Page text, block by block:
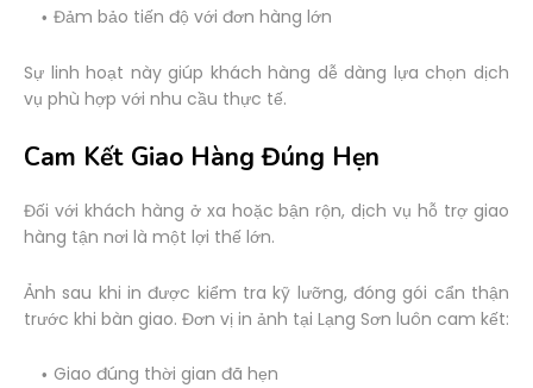
Đảm bảo tiến độ với đơn hàng lớn
Sự linh hoạt này giúp khách hàng dễ dàng lựa chọn dịch
vụ phù hợp với nhu cầu thực tế.
Cam Kết Giao Hàng Đúng Hẹn
Đối với khách hàng ở xa hoặc bận rộn, dịch vụ hỗ trợ giao
hàng tận nơi là một lợi thế lớn.
Ảnh sau khi in được kiểm tra kỹ lưỡng, đóng gói cẩn thận
trước khi bàn giao. Đơn vị in ảnh tại Lạng Sơn luôn cam kết:
Giao đúng thời gian đã hẹn